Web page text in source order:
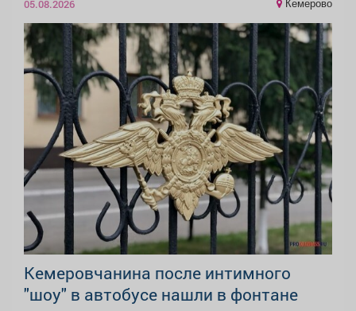
05.08.2026
Кемерово
Кемеровчанина после интимного
"шоу" в автобусе нашли в фонтане